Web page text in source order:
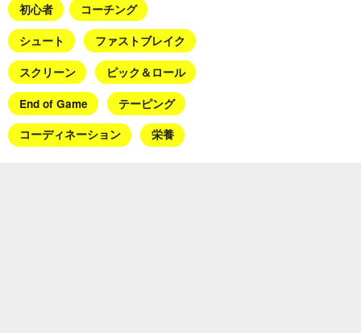
初心者 コーチング
シュート ファストブレイク
スクリーン ピック＆ロール
End of Game テーピング
コーディネーション 栄養